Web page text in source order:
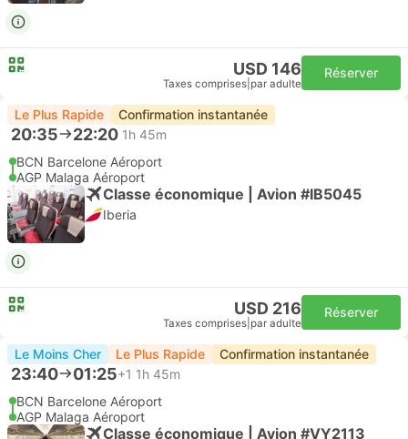
USD 146
Taxes comprises par adulte
Réserver
Le Plus Rapide Confirmation instantanée
20:35 22:20 1h 45m
BCN Barcelone Aéroport
AGP Malaga Aéroport
Classe économique | Avion #IB5045
Iberia
USD 216
Taxes comprises par adulte
Réserver
Le Moins Cher Le Plus Rapide Confirmation instantanée
23:40 01:25+1 1h 45m
BCN Barcelone Aéroport
AGP Malaga Aéroport
Classe économique | Avion #VY2113